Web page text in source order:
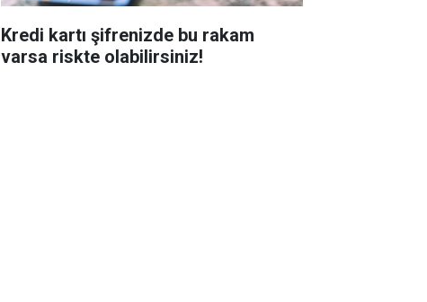
Kredi kartı şifrenizde bu rakam
varsa riskte olabilirsiniz!